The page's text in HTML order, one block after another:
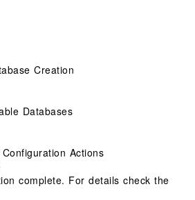
Creation
Databases
Actions
complete. For details check the